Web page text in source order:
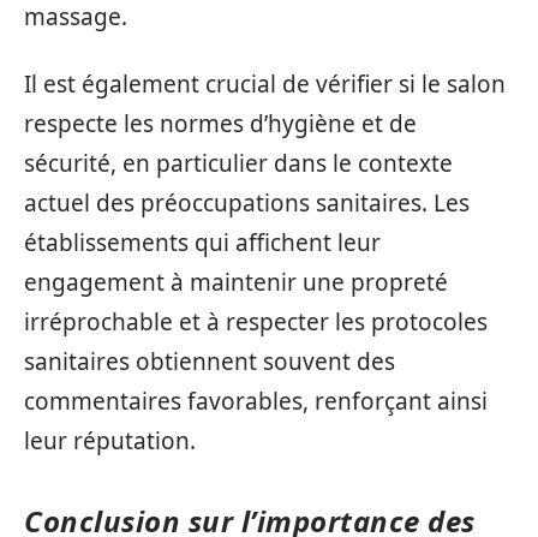
massage.
Il est également crucial de vérifier si le salon
respecte les normes d’hygiène et de
sécurité, en particulier dans le contexte
actuel des préoccupations sanitaires. Les
établissements qui affichent leur
engagement à maintenir une propreté
irréprochable et à respecter les protocoles
sanitaires obtiennent souvent des
commentaires favorables, renforçant ainsi
leur réputation.
Conclusion sur l’importance des